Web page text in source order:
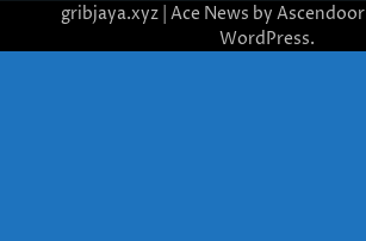
gribjaya.xyz | Ace News by Ascendoor
WordPress.